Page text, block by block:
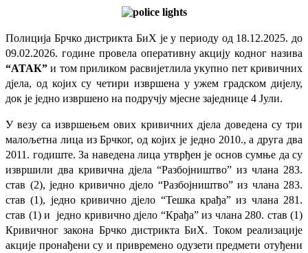
Полиција Брчко дистрикта БиХ је у периоду од 18.12.2025. до
09.02.2026. године провела оперативну акцију кодног назива
“АТАК”и том приликом расвијетлила укупно пет кривичних
дјела, од којих су четири извршена у ужем градском дијелу,
док је једно извршено на подручју мјесне заједнице 4 Јули.
У везу са извршењем ових кривичних дјела доведена су три
малољетна лица из Брчког, од којих је једно 2010., а друга два
2011. годиште. За наведена лица утврђен је основ сумње да су
извршили два кривична дјела “Разбојништво” из члана 283.
став (2), једно кривично дјело “Разбојништво” из члана 283.
став (1), једно кривично дјело “Тешка крађа” из члана 281.
став (1) и једно кривично дјело “Крађа” из члана 280. став (1)
Кривичног закона Брчко дистрикта БиХ. Током реализације
акције пронађени су и привремено одузети предмети отуђени